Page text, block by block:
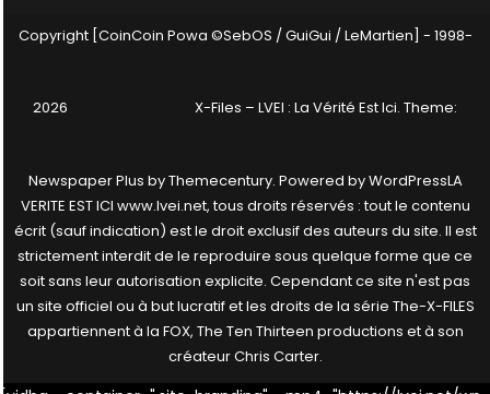
Copyright [CoinCoin Powa ©SebOS / GuiGui / LeMartien] - 1998-
2026 X-Files – LVEI : La Vérité Est Ici. Theme:
Newspaper Plus byThemecentury. Powered byWordPressLA
VERITE EST ICI www.lvei.net, tous droits réservés : tout le contenu
écrit (sauf indication) est le droit exclusif des auteurs du site. Il est
strictement interdit de le reproduire sous quelque forme que ce
soit sans leur autorisation explicite. Cependant ce site n'est pas
un site officiel ou à but lucratif et les droits de la série The-X-FILES
appartiennent à la FOX, The Ten Thirteen productions et à son
créateur Chris Carter.